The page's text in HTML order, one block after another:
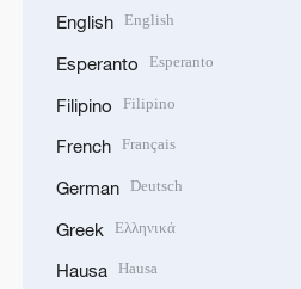
English English
Esperanto Esperanto
Filipino Filipino
French Français
German Deutsch
Greek Ελληνικά
Hausa Hausa